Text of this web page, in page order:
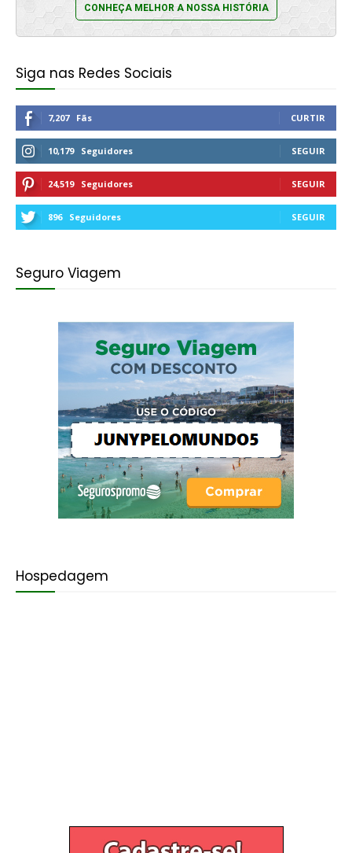
CONHEÇA MELHOR A NOSSA HISTÓRIA
Siga nas Redes Sociais
7,207 Fãs CURTIR
10,179 Seguidores SEGUIR
24,519 Seguidores SEGUIR
896 Seguidores SEGUIR
Seguro Viagem
Hospedagem